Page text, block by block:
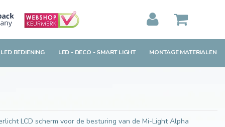
BEDIENING LED - DECO - SMART LIGHT MONTAGE MATERIALEN
LCD scherm voor de besturing van de Mi-Light Alpha